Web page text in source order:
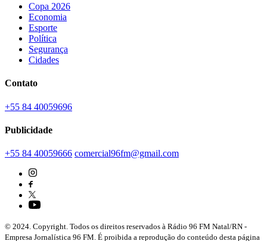
Copa 2026
Economia
Esporte
Política
Segurança
Cidades
Contato
+55 84 40059696
Publicidade
+55 84 40059666 comercial96fm@gmail.com
© 2024. Copyright. Todos os direitos reservados à Rádio 96 FM Natal/RN -
Empresa Jornalística 96 FM. É proibida a reprodução do conteúdo desta página